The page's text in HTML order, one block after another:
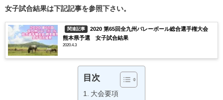
女子試合結果は下記記事を参照下さい。
関連記事
2020 第65回全九州バレーボール総合選手権大会
熊本県予選 女子試合結果
2020.4.3
目次
大会要項